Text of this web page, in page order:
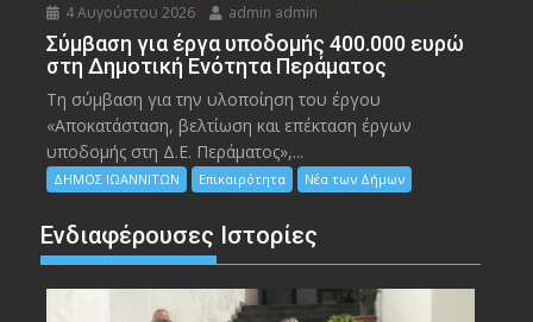
4 Αυγούστου 2026 admin admin
Σύμβαση για έργα υποδομής 400.000 ευρώ
στη Δημοτική Ενότητα Περάματος
Τη σύμβαση για την υλοποίηση του έργου
«Αποκατάσταση, βελτίωση και επέκταση έργων
υποδομής στη Δ.Ε. Περάματος»,...
ΔΗΜΟΣ ΙΩΑΝΝΙΤΩΝ Επικαιρότητα Νέα των Δήμων
Ενδιαφέρουσες Ιστορίες